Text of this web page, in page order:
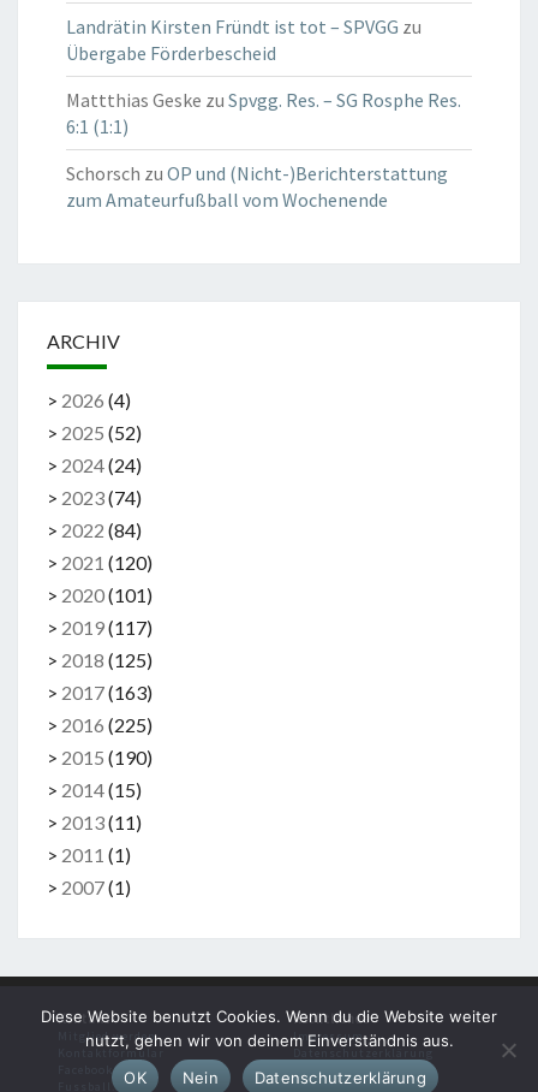
Landrätin Kirsten Fründt ist tot – SPVGG zu
Übergabe Förderbescheid
Mattthias Geske zu Spvgg. Res. – SG Rosphe Res.
6:1 (1:1)
Schorsch zu OP und (Nicht-)Berichterstattung
zum Amateurfußball vom Wochenende
ARCHIV
> 2026 (4)
> 2025 (52)
> 2024(24)
> 2023(74)
> 2022 (84)
> 2021 (120)
> 2020(101)
> 2019(117)
> 2018 (125)
> 2017(163)
> 2016 (225)
> 2015 (190)
> 2014(15)
> 2013(11)
> 2011 (1)
> 2007(1)
Kontakt
Mitglied werden
Kontaktformular
Facebook
Fussball.de
Rechtliches
Impressum
Diese Website benutzt Cookies. Wenn du die Website weiter
nutzt, gehen wir von deinem Einverständnis aus.
OK
Nein Datenschutzerklärung